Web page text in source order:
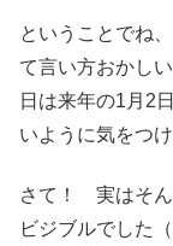
ということでね
て言い方おかし
日は来年の1月2
いように気をつ
さて！ 実はそん
ビジブルでした